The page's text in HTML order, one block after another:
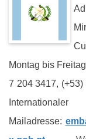
Montag bis
7 204 3417,
Mailadresse: